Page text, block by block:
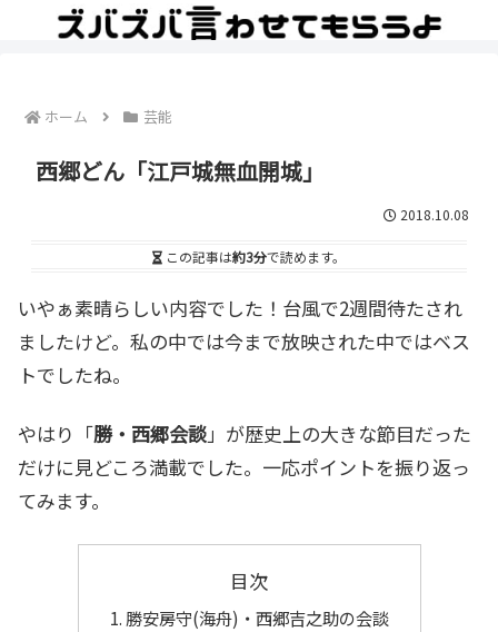
ホーム 芸能
西郷どん「江戸城無血開城」
2018.10.08
この記事は約3分で読めます。
いやぁ素晴らしい内容でした！台風で2週間待たされ
ましたけど。私の中では今まで放映された中ではベス
トでしたね。
やはり「勝・西郷会談」が歴史上の大きな節目だった
だけに見どころ満載でした。一応ポイントを振り返っ
てみます。
目次
勝安房守(海舟)・西郷吉之助の会談